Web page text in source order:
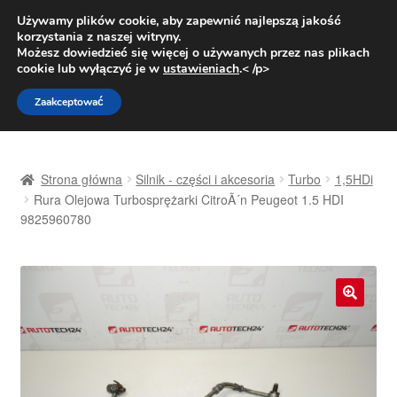
DOSTAWA od 31 zł
Pn.-pt. 9:00-16:00800 003 167
Przejdź
do
nawigacji
Przejdź
do
treści
Dostawa
Moje konto
Strona główna Silnik - części i akcesoria Turbo
1,5HDi
Rura Olejowa Turbosprężarki CitroÃ´n Peugeot 1.5 HDI
9825960780
Używamy plików cookie, aby zapewnić najlepszą jakość
korzystania z naszej witryny.
Możesz dowiedzieć się więcej o używanych przez nas plikach
cookie lub wyłączyć je w ustawieniach.< /p>
Zaakceptować